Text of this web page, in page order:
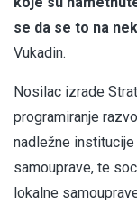
se da se to na
Vukadin.
Nosilac izrade
programiranje
nadležne institucije
samouprave, te
lokalne